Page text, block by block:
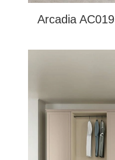
Arcadia AC019